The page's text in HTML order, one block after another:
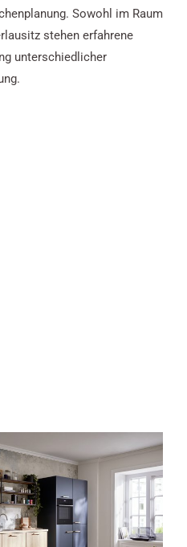
Sowohl im Raum
stehen erfahrene
unterschiedlicher